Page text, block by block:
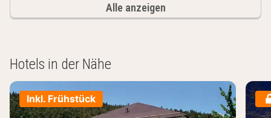
Alle anzeigen
Hotels in der Nähe
Inkl. Frühstück